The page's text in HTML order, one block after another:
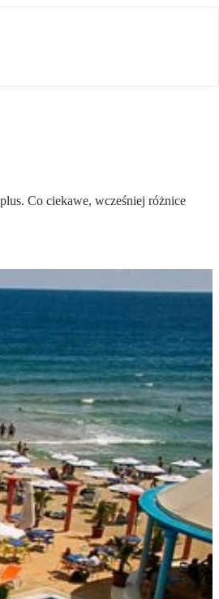
Co ciekawe, wcześniej różnice